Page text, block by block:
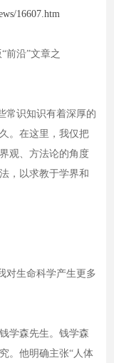
16607.htm
沿”文章之
识知识有着深厚的
。在这里，我仅把
观、方法论的角度
，以求教于学界和
生命科学产生更多
学森先生。钱学森
。他明确主张“人体